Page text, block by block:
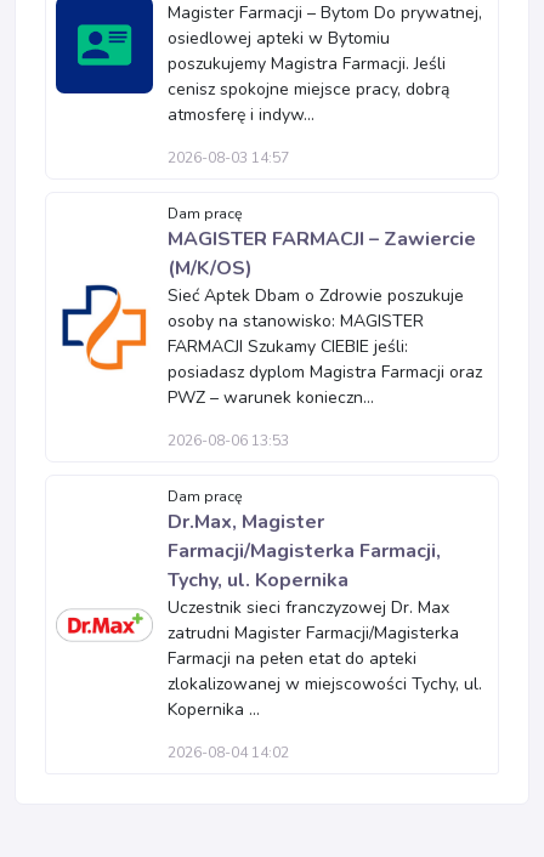
Magister Farmacji – Bytom Do prywatnej,
osiedlowej apteki w Bytomiu
poszukujemy Magistra Farmacji. Jeśli
cenisz spokojne miejsce pracy, dobrą
atmosferę i indyw...
2026-08-03 14:57
Dam pracę
MAGISTER FARMACJI – Zawiercie
(M/K/OS)
Sieć Aptek Dbam o Zdrowie poszukuje
osoby na stanowisko: MAGISTER
FARMACJI Szukamy CIEBIE jeśli:
posiadasz dyplom Magistra Farmacji oraz
PWZ – warunek konieczn...
2026-08-06 13:53
Dam pracę
Dr.Max, Magister
Farmacji/Magisterka Farmacji,
Tychy, ul. Kopernika
Uczestnik sieci franczyzowej Dr. Max
zatrudni Magister Farmacji/Magisterka
Farmacji na pełen etat do apteki
zlokalizowanej w miejscowości Tychy, ul.
Kopernika ...
2026-08-04 14:02